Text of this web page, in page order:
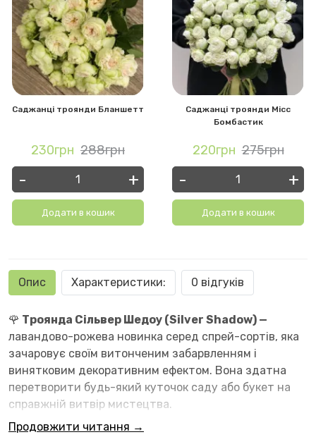
Саджанці троянди Бланшетт
230грн 288грн
- +
Додати в кошик
Саджанці троянди Місс
Бомбастик
220грн 275грн
- +
Додати в кошик
Опис Характеристики: 0 відгуків
🌹 Троянда Сільвер Шедоу (Silver Shadow) —
лавандово-рожева новинка серед спрей-сортів, яка
зачаровує своїм витонченим забарвленням і
винятковим декоративним ефектом. Вона здатна
перетворити будь-який куточок саду або букет на
справжній витвір мистецтва.
Продовжити читання →